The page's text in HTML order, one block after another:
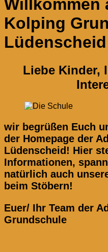
Willkommen
Kolping
Lüdenscheid
Liebe Kinder,
wir begrüßen Euch
der Homepage der
Lüdenscheid! Hier
Informationen,
natürlich auch
beim Stöbern!
Euer/ Ihr Team der
Grundschule